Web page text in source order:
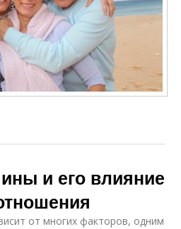
и его влияние
от многих факторов, одним